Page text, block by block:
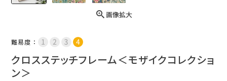
画像拡大
難易度：
クロスステッチフレーム＜モザイクコレクショ
ン＞